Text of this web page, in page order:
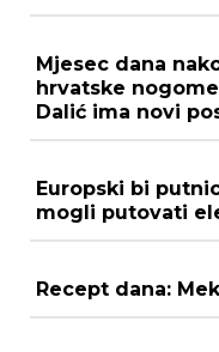
Mjesec dana
hrvatske
Dalić ima novi
Europski bi
mogli putovati
Recept dana: